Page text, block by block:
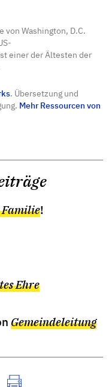
von Washington, D.C.
einer der Ältesten der
. Übersetzung und
Mehr Ressourcen von
!
Ehre
Gemeindeleitung